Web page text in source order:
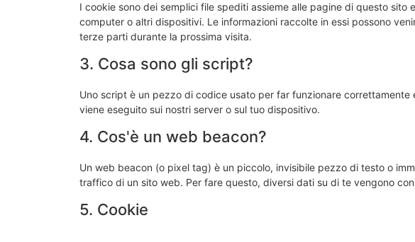
I cookie sono dei semplici file spediti assieme alle pagine di questo
computer o altri dispositivi. Le informazioni raccolte in essi possono
terze parti durante la prossima visita.
3. Cosa sono gli script?
Uno script è un pezzo di codice usato per far funzionare
viene eseguito sui nostri server o sul tuo dispositivo.
4. Cos'è un web beacon?
Un web beacon (o pixel tag) è un piccolo, invisibile pezzo di testo o
traffico di un sito web. Per fare questo, diversi dati su di te vengono
5. Cookie